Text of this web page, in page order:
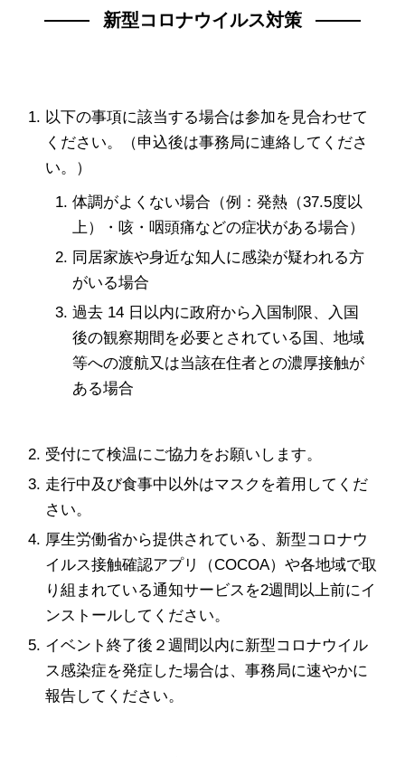
新型コロナウイルス対策
以下の事項に該当する場合は参加を見合わせて
ください。（申込後は事務局に連絡してくださ
い。）
体調がよくない場合（例：発熱（37.5度以
上）・咳・咽頭痛などの症状がある場合）
同居家族や身近な知人に感染が疑われる方
がいる場合
過去 14 日以内に政府から入国制限、入国
後の観察期間を必要とされている国、地域
等への渡航又は当該在住者との濃厚接触が
ある場合
受付にて検温にご協力をお願いします。
走行中及び食事中以外はマスクを着用してくだ
さい。
厚生労働省から提供されている、新型コロナウ
イルス接触確認アプリ（COCOA）や各地域で取
り組まれている通知サービスを2週間以上前にイ
ンストールしてください。
イベント終了後２週間以内に新型コロナウイル
ス感染症を発症した場合は、事務局に速やかに
報告してください。